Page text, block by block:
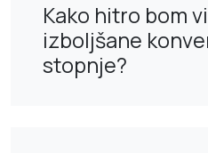
Kako hitro bom
izboljšane
stopnje?